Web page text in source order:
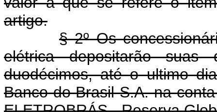
artigo.
§ 2º Os
elétrica depositarão
duodécimos, até o ultimo
Banco do Brasil S.A. na